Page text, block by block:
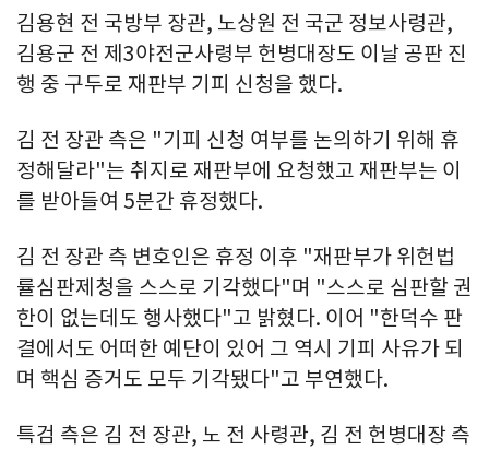
김용현 전 국방부 장관, 노상원 전 국군 정보사령관,
김용군 전 제3야전군사령부 헌병대장도 이날 공판 진
행 중 구두로 재판부 기피 신청을 했다.
김 전 장관 측은 "기피 신청 여부를 논의하기 위해 휴
정해달라"는 취지로 재판부에 요청했고 재판부는 이
를 받아들여 5분간 휴정했다.
김 전 장관 측 변호인은 휴정 이후 "재판부가 위헌법
률심판제청을 스스로 기각했다"며 "스스로 심판할 권
한이 없는데도 행사했다"고 밝혔다. 이어 "한덕수 판
결에서도 어떠한 예단이 있어 그 역시 기피 사유가 되
며 핵심 증거도 모두 기각됐다"고 부연했다.
특검 측은 김 전 장관, 노 전 사령관, 김 전 헌병대장 측